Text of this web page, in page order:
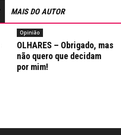
MAIS DO AUTOR
Opinião
OLHARES – Obrigado, mas
não quero que decidam
por mim!